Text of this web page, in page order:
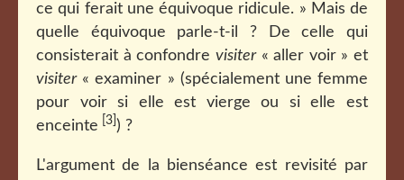
ce qui ferait une équivoque ridicule. » Mais de
quelle équivoque parle-t-il ? De celle qui
consisterait à confondre visiter« aller voir » et
visiter« examiner » (spécialement une femme
pour voir si elle est vierge ou si elle est
enceinte [3] ) ?
L'argument de la bienséance est revisité par